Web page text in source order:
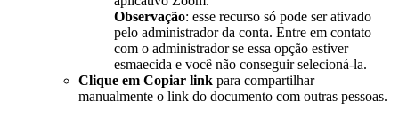
Observação: esse recurso só pode ser ativado
pelo administrador da conta. Entre em contato
com o administrador se essa opção estiver
esmaecida e você não conseguir selecioná-la.
Clique em Copiar link para compartilhar
manualmente o link do documento com outras pessoas.